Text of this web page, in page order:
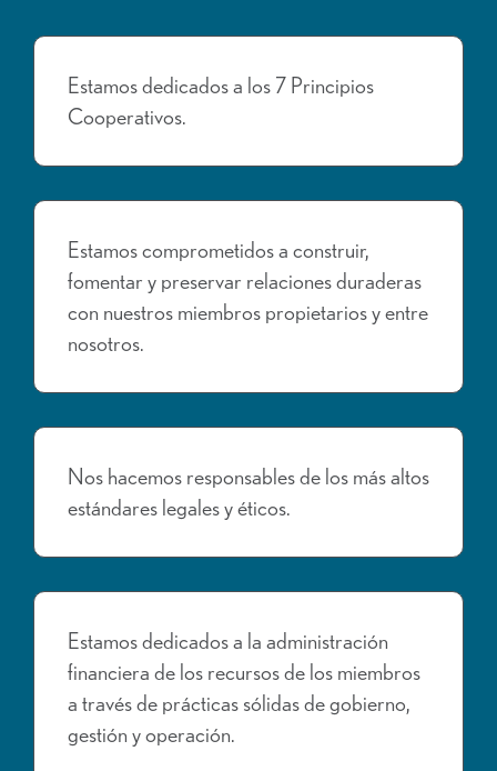
Estamos dedicados a los 7 Principios
Cooperativos.
Estamos comprometidos a construir,
fomentar y preservar relaciones duraderas
con nuestros miembros propietarios y entre
nosotros.
Nos hacemos responsables de los más altos
estándares legales y éticos.
Estamos dedicados a la administración
financiera de los recursos de los miembros
a través de prácticas sólidas de gobierno,
gestión y operación.